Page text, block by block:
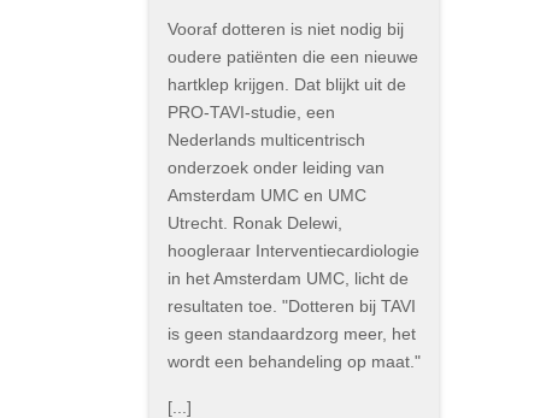
Vooraf dotteren is niet nodig bij
oudere patiënten die een nieuwe
hartklep krijgen. Dat blijkt uit de
PRO-TAVI-studie, een
Nederlands multicentrisch
onderzoek onder leiding van
Amsterdam UMC en UMC
Utrecht. Ronak Delewi,
hoogleraar Interventiecardiologie
in het Amsterdam UMC, licht de
resultaten toe. "Dotteren bij TAVI
is geen standaardzorg meer, het
wordt een behandeling op maat."
[...]